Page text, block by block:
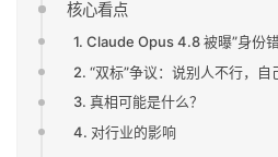
核心看点
1. Claude Opus 4.8 被曝”身份
2. “双标”争议：说别人不行，自
3. 真相可能是什么？
4. 对行业的影响